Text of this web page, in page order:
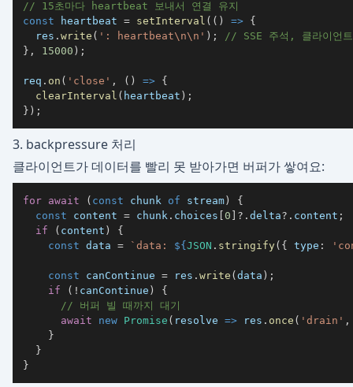
// 15초마다 heartbeat 보내서 연결 유지
const heartbeat = setInterval ( ( ) => {
  res
. write ( ': heartbeat\n\n' ) ;
// SSE 주석, 클라이언
} , 15000 ) ;
req . on ( 'close' , ( ) => {
clearInterval ( heartbeat ) ;
} ) ;
3. backpressure 처리
클라이언트가 데이터를 빨리 못 받아가면 버퍼가 쌓여요:
for await ( const chunk of stream)
{
const content = chunk . choices [0 ] ?. delta?. content ;
if
( content )
{
const data = ` data: ${JSON . stringify( { type :
const canContinue = res . write (data ) ;
if
( ! canContinue )
{
// 버퍼 빌 때까지 대기
await
new Promise ( resolve => res . once ( 'drain' ,
}
}
}